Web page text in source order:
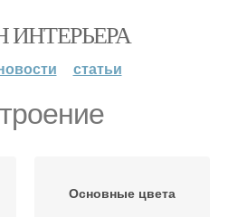
ИНТЕРЬЕРА
статьи
Основные цвета